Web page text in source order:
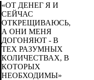
«ОТ ДЕНЕГ Я И
СЕЙЧАС
ОТКРЕЩИВАЮСЬ,
А ОНИ МЕНЯ
ДОГОНЯЮТ - В
ТЕХ РАЗУМНЫХ
КОЛИЧЕСТВАХ, В
КОТОРЫХ
НЕОБХОДИМЫ»